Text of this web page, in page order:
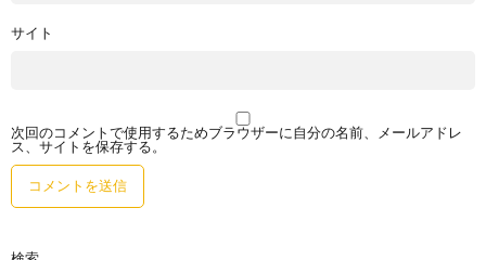
サイト
次回のコメントで使用するためブラウザーに自分の名前、メールアドレ
ス、サイトを保存する。